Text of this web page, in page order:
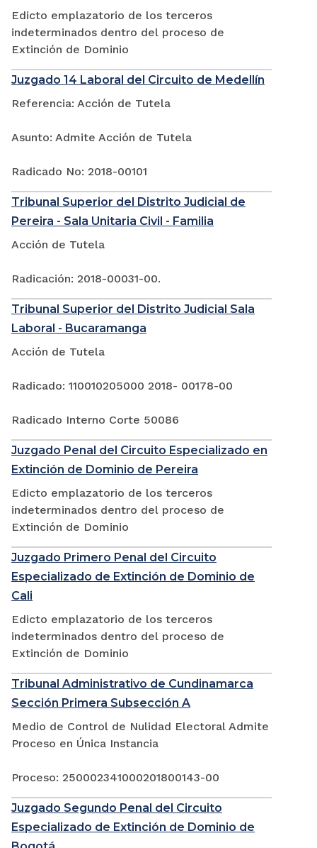
Edicto emplazatorio de los terceros
indeterminados dentro del proceso de
Extinción de Dominio
Juzgado 14 Laboral del Circuito de Medellín
Referencia: Acción de Tutela
Asunto: Admite Acción de Tutela
Radicado No: 2018-00101
Tribunal Superior del Distrito Judicial de
Pereira - Sala Unitaria Civil - Familia
Acción de Tutela
Radicación: 2018-00031-00.
Tribunal Superior del Distrito Judicial Sala
Laboral - Bucaramanga
Acción de Tutela
Radicado: 110010205000 2018- 00178-00
Radicado Interno Corte 50086
Juzgado Penal del Circuito Especializado en
Extinción de Dominio de Pereira
Edicto emplazatorio de los terceros
indeterminados dentro del proceso de
Extinción de Dominio
Juzgado Primero Penal del Circuito
Especializado de Extinción de Dominio de
Cali
Edicto emplazatorio de los terceros
indeterminados dentro del proceso de
Extinción de Dominio
Tribunal Administrativo de Cundinamarca
Sección Primera Subsección A
Medio de Control de Nulidad Electoral Admite
Proceso en Única Instancia
Proceso: 250002341000201800143-00
Juzgado Segundo Penal del Circuito
Especializado de Extinción de Dominio de